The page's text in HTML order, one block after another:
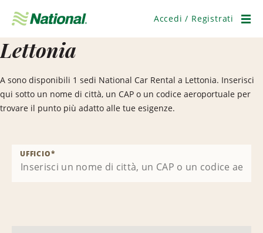
navigazione
Accedi / Registrati
Lettonia
A sono disponibili 1 sedi National Car Rental a Lettonia. Inserisci
qui sotto un nome di città, un CAP o un codice aeroportuale per
trovare il punto più adatto alle tue esigenze.
UFFICIO*